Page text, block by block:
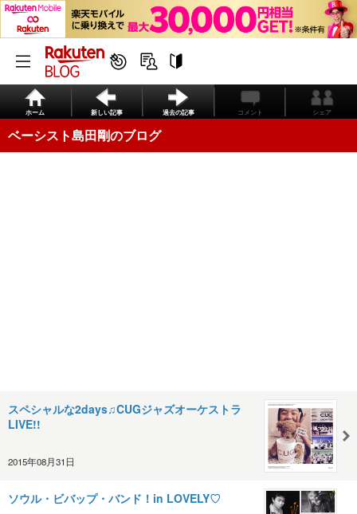
ホーム 新しい記事 過去の記事 コメント シェア
ベーシスト島田剛のブログ
スペシャルな2days♫CUGジャズオーケストラ
LIVE!!
2015年08月31日
ソウル・ビバップ・バンド！in LOVELY♡